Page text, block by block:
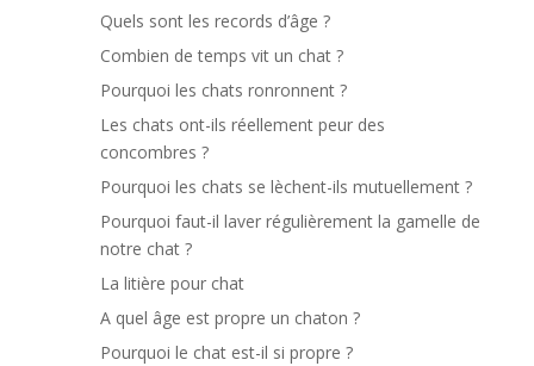
Quels sont les records d’âge ?
Combien de temps vit un chat ?
Pourquoi les chats ronronnent ?
Les chats ont-ils réellement peur des
concombres ?
Pourquoi les chats se lèchent-ils mutuellement ?
Pourquoi faut-il laver régulièrement la gamelle de
notre chat ?
La litière pour chat
A quel âge est propre un chaton ?
Pourquoi le chat est-il si propre ?